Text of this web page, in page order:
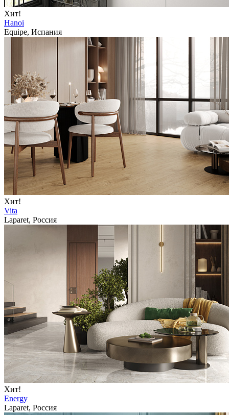
Хит!
Hanoi
Equipe, Испания
Хит!
Vita
Laparet, Россия
Хит!
Energy
Laparet, Россия